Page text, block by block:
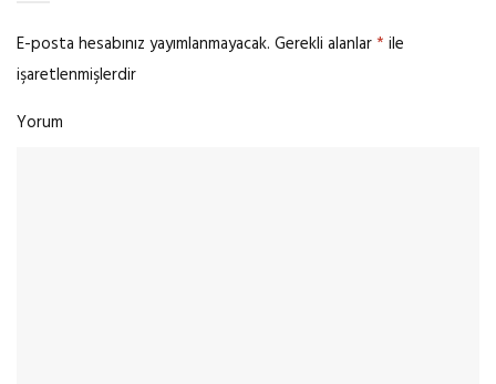
E-posta hesabınız yayımlanmayacak. Gerekli alanlar* ile
işaretlenmişlerdir
Yorum